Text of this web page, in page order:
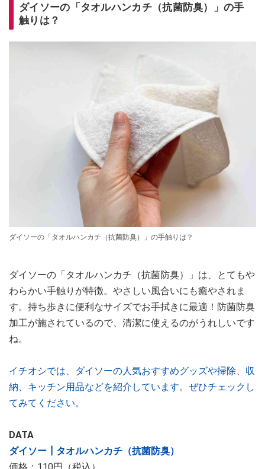
ダイソーの「タオルハンカチ（抗菌防臭）」の手
触りは？
ダイソーの「タオルハンカチ（抗菌防臭）」の手触りは？
ダイソーの「タオルハンカチ（抗菌防臭）」は、とてもや
わらかい手触りが特徴。やさしい風合いにも癒やされま
す。持ち歩きに便利なサイズでお手拭きに最適！防菌防臭
加工が施されているので、清潔に使えるのがうれしいです
ね。
イチオシでは、ダイソーの人気おすすめグッズや掃除、収
納、キッチン用品などを紹介しています。ぜひチェックし
てみてください。
DATA
ダイソー┃タオルハンカチ（抗菌防臭）